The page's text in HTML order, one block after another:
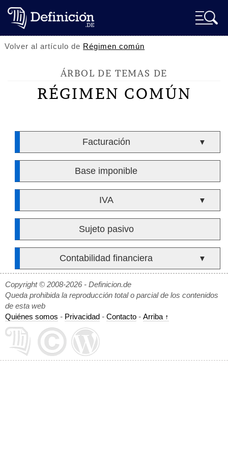
Volver al artículo de Régimen común
ÁRBOL DE TEMAS DE
RÉGIMEN COMÚN
Facturación ▼
Base imponible
IVA ▼
Sujeto pasivo
Contabilidad financiera ▼
Copyright © 2008-2026 - Definicion.de
Queda prohibida la reproducción total o parcial de los contenidos
de esta web
Quiénes somos - Privacidad - Contacto - Arriba ↑